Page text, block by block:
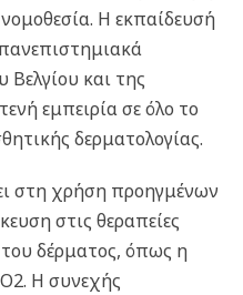
Η εκπαίδευσή
Βελγίου και της
εμπειρία σε όλο το
δερματολογίας.
στη χρήση προηγμένων
στις θεραπείες
δέρματος, όπως η
Η συνεχής